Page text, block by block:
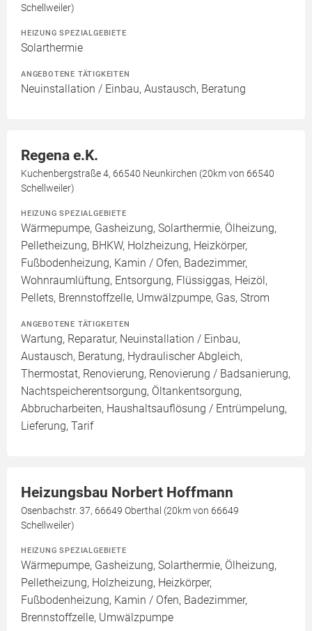
Schellweiler)
HEIZUNG SPEZIALGEBIETE
Solarthermie
ANGEBOTENE TÄTIGKEITEN
Neuinstallation / Einbau, Austausch, Beratung
Regena e.K.
Kuchenbergstraße 4, 66540 Neunkirchen (20km von 66540
Schellweiler)
HEIZUNG SPEZIALGEBIETE
Wärmepumpe, Gasheizung, Solarthermie, Ölheizung,
Pelletheizung, BHKW, Holzheizung, Heizkörper,
Fußbodenheizung, Kamin / Ofen, Badezimmer,
Wohnraumlüftung, Entsorgung, Flüssiggas, Heizöl,
Pellets, Brennstoffzelle, Umwälzpumpe, Gas, Strom
ANGEBOTENE TÄTIGKEITEN
Wartung, Reparatur, Neuinstallation / Einbau,
Austausch, Beratung, Hydraulischer Abgleich,
Thermostat, Renovierung, Renovierung / Badsanierung,
Nachtspeicherentsorgung, Öltankentsorgung,
Abbrucharbeiten, Haushaltsauflösung / Entrümpelung,
Lieferung, Tarif
Heizungsbau Norbert Hoffmann
Osenbachstr. 37, 66649 Oberthal (20km von 66649
Schellweiler)
HEIZUNG SPEZIALGEBIETE
Wärmepumpe, Gasheizung, Solarthermie, Ölheizung,
Pelletheizung, Holzheizung, Heizkörper,
Fußbodenheizung, Kamin / Ofen, Badezimmer,
Brennstoffzelle, Umwälzpumpe